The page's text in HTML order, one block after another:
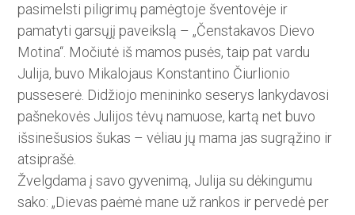
pasimelsti piligrimų pamėgtoje šventovėje ir
pamatyti garsųjį paveikslą – „Čens­takavos ­Dievo
Motina“. Močiutė iš mamos pusės, taip pat vardu
Julija, buvo ­Mikalojaus Konstantino Čiurlionio
pusseserė. Didžiojo meni­ninko seserys lankydavosi
pašnekovės Julijos tėvų namuose, kartą net buvo
išsinešusios šukas – vėliau jų mama jas sugrąžino ir
atsiprašė.
Žvelgdama į savo gyvenimą, Julija su dėkingumu
sako: „Dievas paėmė mane už rankos ir pervedė per